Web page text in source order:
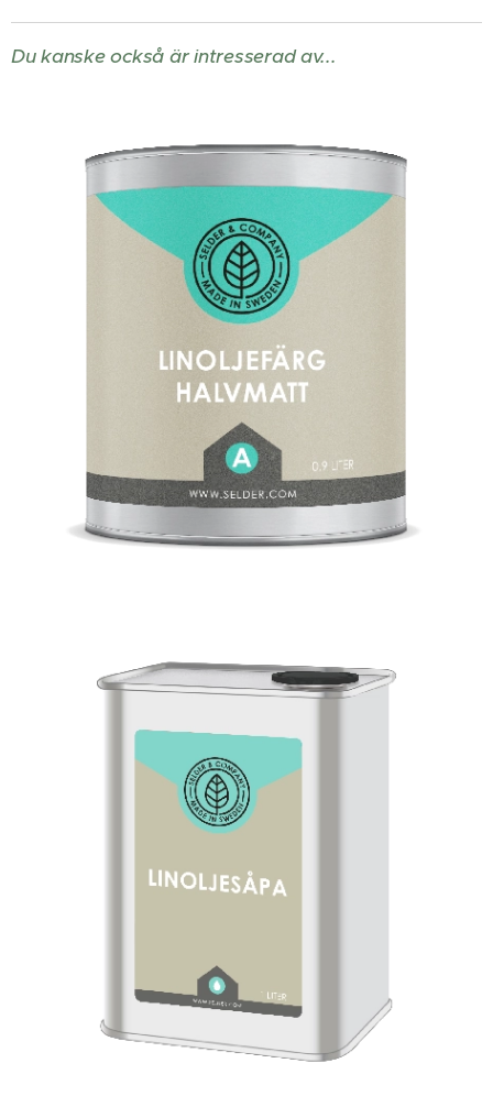
Du kanske också är intresserad av...